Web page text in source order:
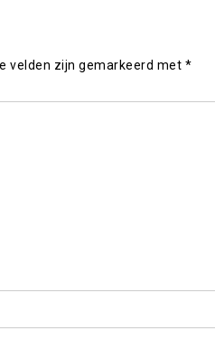
velden zijn gemarkeerd met *